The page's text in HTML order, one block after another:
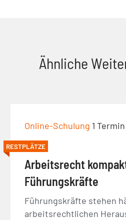
Ähnliche
Online-Schulung 1
RESTPLÄTZE
Arbeitsrecht
Führungskräfte
Führungskräfte stehen
arbeitsrechtlichen